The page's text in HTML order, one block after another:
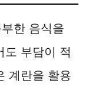
한 음식을
도 부담이 적
계란을 활용